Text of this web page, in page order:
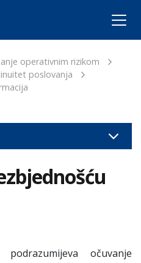
operativnim rizikom
poslovanja
očuvanje